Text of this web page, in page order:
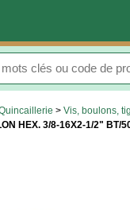
> Vis, boulons,
HEX. 3/8-16X2-1/2" BT/